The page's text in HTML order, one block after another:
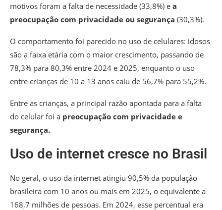
motivos foram a falta de necessidade (33,8%) e a
preocupação com privacidade ou segurança (30,3%).
O comportamento foi parecido no uso de celulares: idosos
são a faixa etária com o maior crescimento, passando de
78,3% para 80,3% entre 2024 e 2025, enquanto o uso
entre crianças de 10 a 13 anos caiu de 56,7% para 55,2%.
Entre as crianças, a principal razão apontada para a falta
do celular foi a preocupação com privacidade e
segurança.
Uso de internet cresce no Brasil
No geral, o uso da internet atingiu 90,5% da população
brasileira com 10 anos ou mais em 2025, o equivalente a
168,7 milhões de pessoas. Em 2024, esse percentual era